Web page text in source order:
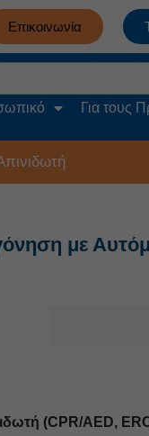
Επικοινωνία
Για τους
με
(CPR/AED,